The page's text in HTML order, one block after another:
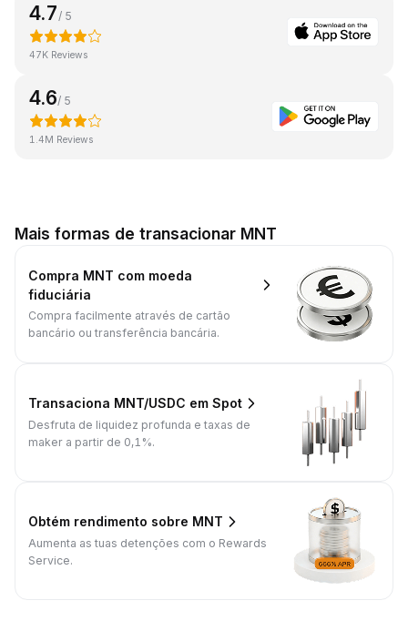
4.7 / 5
47K Reviews
4.6/ 5
1.4M Reviews
Mais formas de transacionar MNT
Compra MNT com moeda
fiduciária
Compra facilmente através de cartão
bancário ou transferência bancária.
Transaciona MNT/USDC em Spot
Desfruta de liquidez profunda e taxas de
maker a partir de 0,1%.
Obtém rendimento sobre MNT
Aumenta as tuas detenções com o Rewards
Service.